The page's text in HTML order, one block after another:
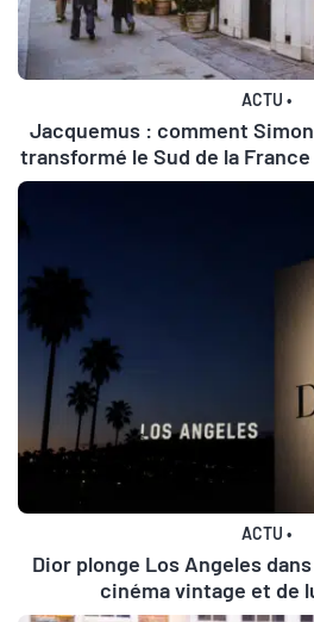
ACTU •
Jacquemus : comment
transformé le Sud de la
ACTU •
Dior plonge Los Angeles
cinéma vintage et de